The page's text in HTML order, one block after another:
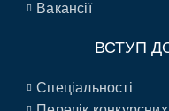
Вакансії
ВСТУП
Спеціальності